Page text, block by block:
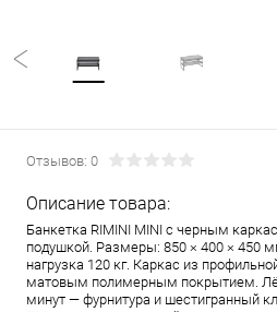
Отзывов: 0
Описание товара:
Банкетка RIMINI MINI с черным
подушкой. Размеры: 850 × 400 × 450
нагрузка 120 кг. Каркас из
матовым полимерным покрытием.
минут — фурнитура и шестигранный